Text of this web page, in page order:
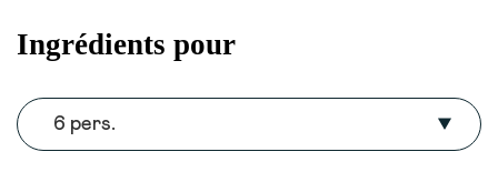
Ingrédients pour
6 pers.